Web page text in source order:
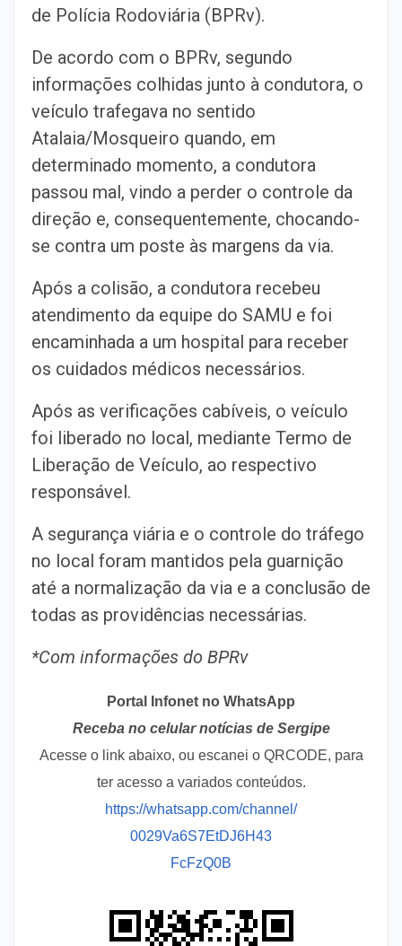
de Polícia Rodoviária (BPRv).
De acordo com o BPRv, segundo
informações colhidas junto à condutora, o
veículo trafegava no sentido
Atalaia/Mosqueiro quando, em
determinado momento, a condutora
passou mal, vindo a perder o controle da
direção e, consequentemente, chocando-
se contra um poste às margens da via.
Após a colisão, a condutora recebeu
atendimento da equipe do SAMU e foi
encaminhada a um hospital para receber
os cuidados médicos necessários.
Após as verificações cabíveis, o veículo
foi liberado no local, mediante Termo de
Liberação de Veículo, ao respectivo
responsável.
A segurança viária e o controle do tráfego
no local foram mantidos pela guarnição
até a normalização da via e a conclusão de
todas as providências necessárias.
*Com informações do BPRv
Portal Infonet no WhatsApp
Receba no celular notícias de Sergipe
Acesse o link abaixo, ou escanei o QRCODE, para
ter acesso a variados conteúdos.
https://whatsapp.com/channel/
0029Va6S7EtDJ6H43
FcFzQ0B